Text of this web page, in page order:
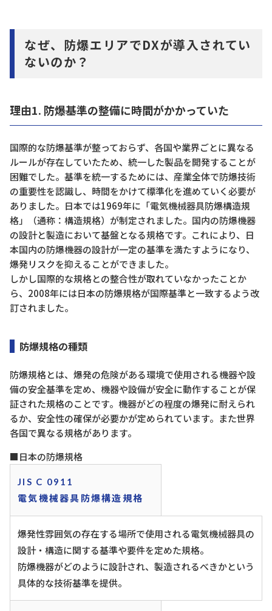
なぜ、防爆エリアでDXが導入されてい
ないのか？
理由1. 防爆基準の整備に時間がかかっていた
国際的な防爆基準が整っておらず、各国や業界ごとに異なる
ルールが存在していたため、統一した製品を開発することが
困難でした。基準を統一するためには、産業全体で防爆技術
の重要性を認識し、時間をかけて標準化を進めていく必要が
ありました。日本では1969年に「電気機械器具防爆構造規
格」（通称：構造規格）が制定されました。国内の防爆機器
の設計と製造において基盤となる規格です。これにより、日
本国内の防爆機器の設計が一定の基準を満たすようになり、
爆発リスクを抑えることができました。
しかし国際的な規格との整合性が取れていなかったことか
ら、2008年には日本の防爆規格が国際基準と一致するよう改
訂されました。
防爆規格の種類
防爆規格とは、爆発の危険がある環境で使用される機器や設
備の安全基準を定め、機器や設備が安全に動作することが保
証された規格のことです。機器がどの程度の爆発に耐えられ
るか、安全性の確保が必要かが定められています。また世界
各国で異なる規格があります。
■日本の防爆規格
JIS C 0911
電気機械器具防爆構造規格
爆発性雰囲気の存在する場所で使用される電気機械器具の
設計・構造に関する基準や要件を定めた規格。
防爆機器がどのように設計され、製造されるべきかという
具体的な技術基準を提供。